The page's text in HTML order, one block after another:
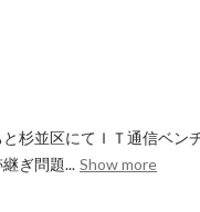
杉並区にてＩＴ通信ベン
ぎ問題... Show more